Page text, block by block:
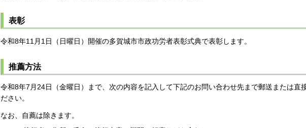
表彰
令和8年11月1日（日曜日）開催の多賀城市市政功労者表彰式典で表彰します。
推薦方法
令和8年7月24日（金曜日）まで、次の内容を記入して下記のお問い合わせ先まで郵送または直
ださい。
なお、自薦は除きます。